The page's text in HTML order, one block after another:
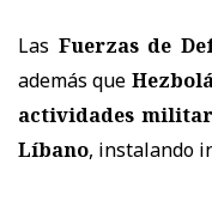
Las Fuerzas de
además que
actividades
Líbano, instalando